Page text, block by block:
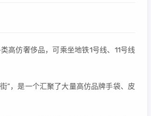
高仿奢侈品，可乘坐地铁1号线、11号线
”，是一个汇聚了大量高仿品牌手袋、皮